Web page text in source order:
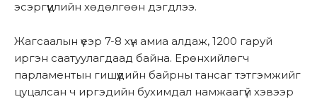
эсэргүүцлийн хөдөлгөөн дэгдлээ.
Жагсаалын үеэр 7-8 хүн амиа алдаж, 1200 гаруй
иргэн саатуулагдаад байна. Ерөнхийлөгч
парламентын гишүүдийн байрны тансаг тэтгэмжийг
цуцалсан ч иргэдийн бухимдал намжаагүй хэвээр